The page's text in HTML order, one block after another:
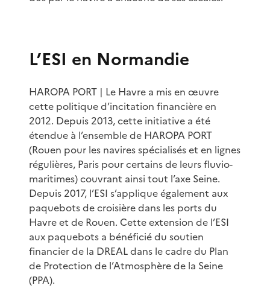
L’ESI en Normandie
HAROPA PORT | Le Havre a mis en œuvre
cette politique d’incitation financière en
2012. Depuis 2013, cette initiative a été
étendue à l’ensemble de HAROPA PORT
(Rouen pour les navires spécialisés et en lignes
régulières, Paris pour certains de leurs fluvio-
maritimes) couvrant ainsi tout l’axe Seine.
Depuis 2017, l’ESI s’applique également aux
paquebots de croisière dans les ports du
Havre et de Rouen. Cette extension de l’ESI
aux paquebots a bénéficié du soutien
financier de la DREAL dans le cadre du Plan
de Protection de l’Atmosphère de la Seine
(PPA).